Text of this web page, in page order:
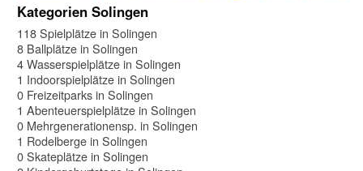
Kategorien Solingen
118 Spielplätze in Solingen
8 Ballplätze in Solingen
4 Wasserspielplätze in Solingen
1 Indoorspielplätze in Solingen
0 Freizeitparks in Solingen
1 Abenteuerspielplätze in Solingen
0 Mehrgenerationensp. in Solingen
1 Rodelberge in Solingen
0 Skateplätze in Solingen